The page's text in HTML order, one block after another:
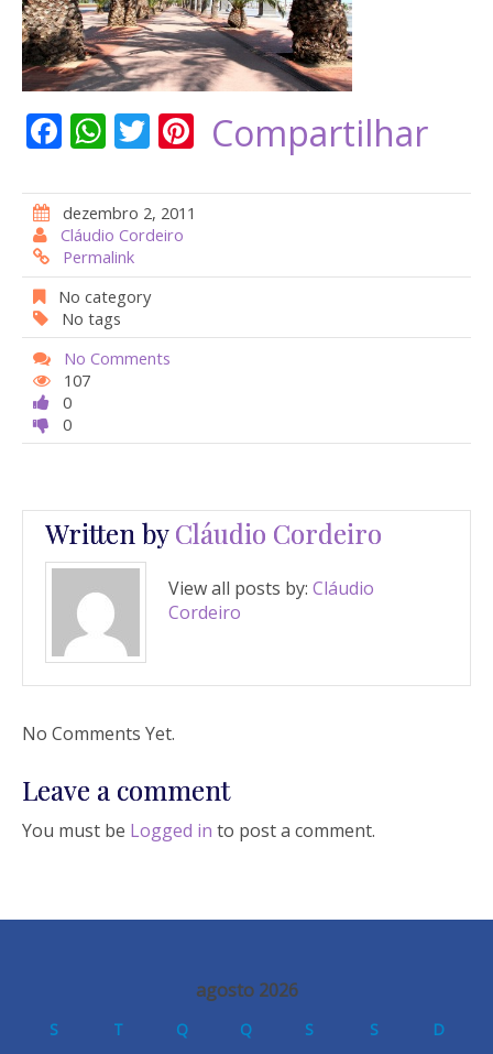
F
e
b
o
o
k
W
at
s
A
p
p
T
itt
er
Pi
er
st
Compartilhar
dezembro 2, 2011
Cláudio Cordeiro
Permalink
No category
No tags
No Comments
107
0
0
Written byCláudio Cordeiro
View all posts by: Cláudio
Cordeiro
No Comments Yet.
Leave a comment
You must be Logged in to post a comment.
agosto 2026
S T Q Q S S D